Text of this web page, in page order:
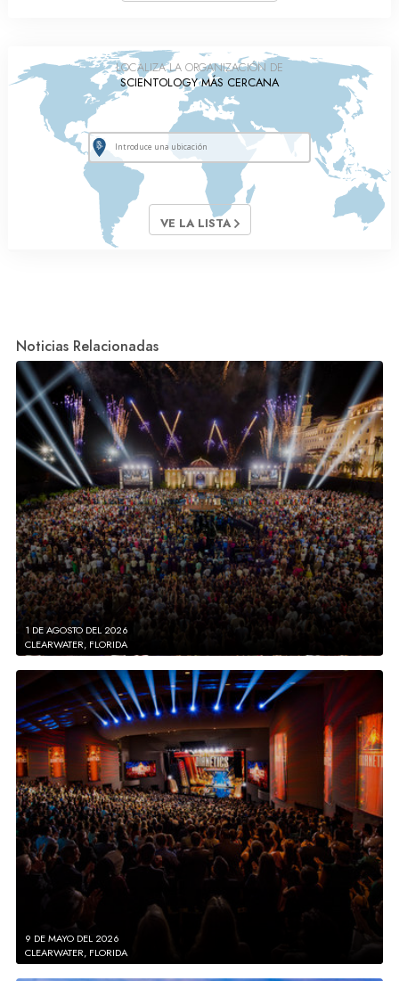
LOCALIZA LA ORGANIZACIÓN DE
SCIENTOLOGY MÁS CERCANA
VE LA LISTA
Noticias Relacionadas
1 DE AGOSTO DEL 2026
CLEARWATER, FLORIDA
9 DE MAYO DEL 2026
CLEARWATER, FLORIDA